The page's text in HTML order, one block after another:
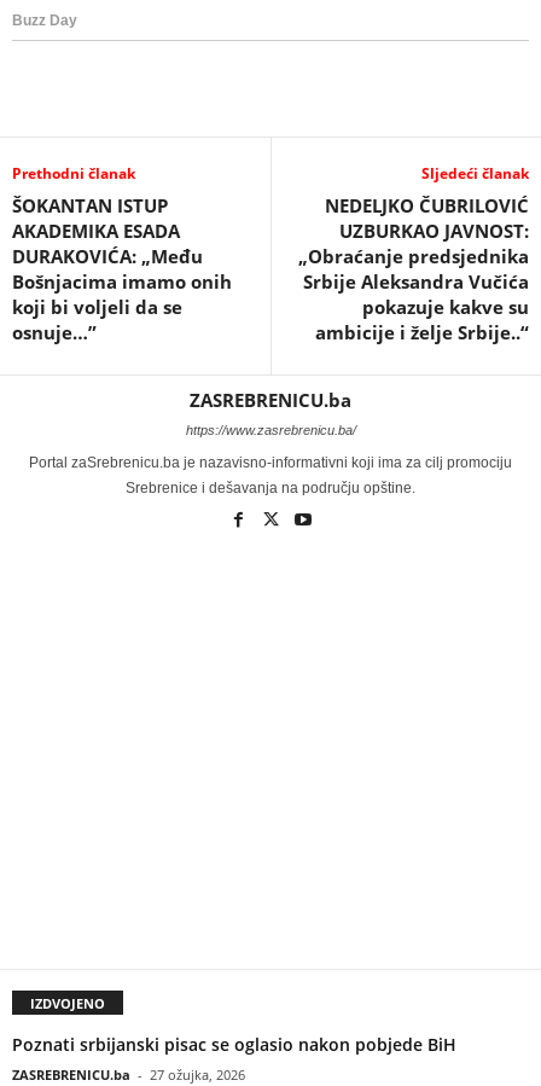
Prethodni članak
ŠOKANTAN ISTUP
AKADEMIKA ESADA
DURAKOVIĆA: „Među
Bošnjacima imamo onih
koji bi voljeli da se
osnuje…”
Sljedeći članak
NEDELJKO ČUBRILOVIĆ
UZBURKAO JAVNOST:
„Obraćanje predsjednika
Srbije Aleksandra Vučića
pokazuje kakve su
ambicije i želje Srbije..“
ZASREBRENICU.ba
https://www.zasrebrenicu.ba/
Portal zaSrebrenicu.ba je nazavisno-informativni koji ima za cilj promociju
Srebrenice i dešavanja na području opštine.
IZDVOJENO
Poznati srbijanski pisac se oglasio nakon pobjede BiH
ZASREBRENICU.ba - 27 ožujka, 2026